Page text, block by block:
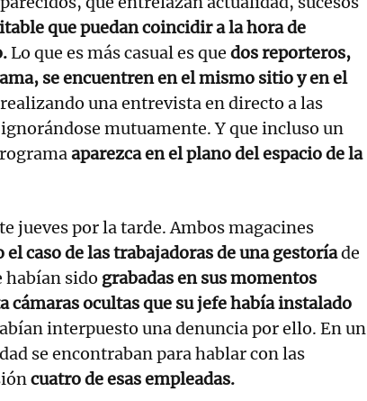
que puedan coincidir a la hora de
Lo que es más casual es que dos reporteros,
se encuentren en el mismo sitio y en el
realizando una entrevista en directo a las
mutuamente. Y que incluso un
aparezca en el plano del espacio de la
jueves por la tarde. Ambos magacines
el caso de las trabajadoras de una gestoríade
habían sido grabadas en sus momentos
ocultas que su jefe había instalado
interpuesto una denuncia por ello. En un
se encontraban para hablar con las
cuatro de esas empleadas.